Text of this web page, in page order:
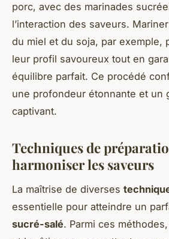
porc, avec des marinades
l’interaction des saveurs.
du miel et du soja, par exemple,
leur profil savoureux tout en
équilibre parfait. Ce procédé
une profondeur étonnante et un
captivant.
Techniques de
harmoniser les saveurs
La maîtrise de diverses
essentielle pour atteindre un
sucré-salé. Parmi ces